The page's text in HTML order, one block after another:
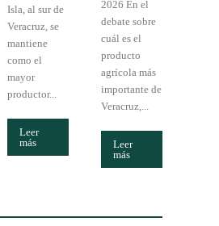
Isla, al sur de
Veracruz, se
mantiene
como el
mayor
productor...
Leer
más
2026 En el
debate sobre
cuál es el
producto
agrícola más
importante de
Veracruz,...
Leer
más